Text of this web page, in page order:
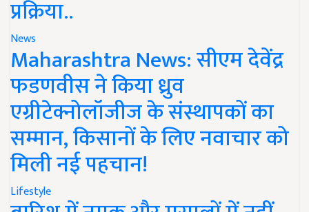
प्रक्रिया..
News
Maharashtra News: सीएम देवेंद्र
फडणवीस ने किया ध्रुव
एग्रीटेक्नोलॉजीज के संस्थापकों का
सम्मान, किसानों के लिए नवाचार को
मिली नई पहचान!
Lifestyle